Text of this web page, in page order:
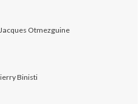
Jacques Otmezguine
Binisti